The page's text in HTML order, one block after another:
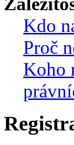
Kdo
Proč
Koho